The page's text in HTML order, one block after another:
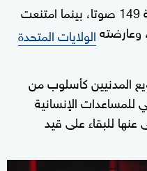
وتمت الموافقة على القرار بأغلبية 149 صوتا، بينما امتنعت
الولايات المتحدة
المدنيين كأسلوب من
للمساعدات الإنسانية
عنها للبقاء على قيد